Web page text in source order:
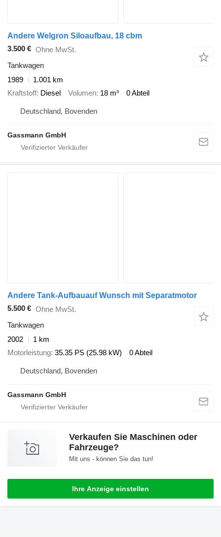
Andere Welgron Siloaufbau, 18 cbm
3.500 € Ohne MwSt.
Tankwagen
1989
1.001 km
Kraftstoff Diesel Volumen 18 m³ 0 Abteil
Deutschland, Bovenden
Gassmann GmbH
Andere Tank-Aufbauauf Wunsch mit Separatmotor
5.500 € Ohne MwSt.
Tankwagen
2002
1 km
Motorleistung 35.35 PS (25.98 kW) 0 Abteil
Deutschland, Bovenden
Gassmann GmbH
Verkaufen Sie Maschinen oder
Fahrzeuge?
Mit uns - können Sie das tun!
Ihre Anzeige einstellen